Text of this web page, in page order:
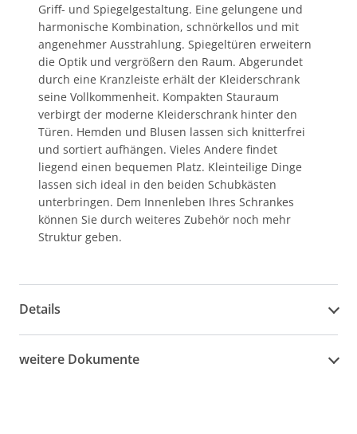
Griff- und Spiegelgestaltung. Eine gelungene und
harmonische Kombination, schnörkellos und mit
angenehmer Ausstrahlung. Spiegeltüren erweitern
die Optik und vergrößern den Raum. Abgerundet
durch eine Kranzleiste erhält der Kleiderschrank
seine Vollkommenheit. Kompakten Stauraum
verbirgt der moderne Kleiderschrank hinter den
Türen. Hemden und Blusen lassen sich knitterfrei
und sortiert aufhängen. Vieles Andere findet
liegend einen bequemen Platz. Kleinteilige Dinge
lassen sich ideal in den beiden Schubkästen
unterbringen. Dem Innenleben Ihres Schrankes
können Sie durch weiteres Zubehör noch mehr
Struktur geben.
Details
weitere Dokumente